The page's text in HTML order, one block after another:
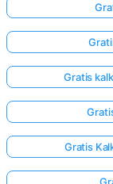
Gratis
Gratis